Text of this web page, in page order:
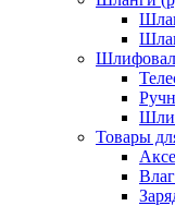
Товары